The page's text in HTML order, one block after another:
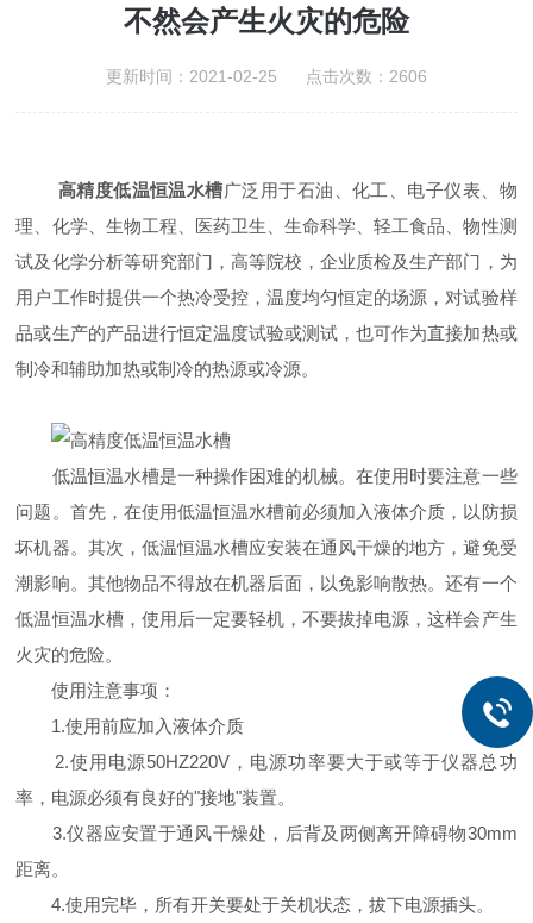
不然会产生火灾的危险
更新时间：2021-02-25 点击次数：2606
高精度低温恒温水槽广泛用于石油、化工、电子仪表、物
理、化学、生物工程、医药卫生、生命科学、轻工食品、物性测
试及化学分析等研究部门，高等院校，企业质检及生产部门，为
用户工作时提供一个热冷受控，温度均匀恒定的场源，对试验样
品或生产的产品进行恒定温度试验或测试，也可作为直接加热或
制冷和辅助加热或制冷的热源或冷源。
低温恒温水槽是一种操作困难的机械。在使用时要注意一些
问题。首先，在使用低温恒温水槽前必须加入液体介质，以防损
坏机器。其次，低温恒温水槽应安装在通风干燥的地方，避免受
潮影响。其他物品不得放在机器后面，以免影响散热。还有一个
低温恒温水槽，使用后一定要轻机，不要拔掉电源，这样会产生
火灾的危险。
使用注意事项：
1.使用前应加入液体介质
2.使用电源50HZ220V，电源功率要大于或等于仪器总功
率，电源必须有良好的"接地"装置。
3.仪器应安置于通风干燥处，后背及两侧离开障碍物30mm
距离。
4.使用完毕，所有开关要处于关机状态，拔下电源插头。